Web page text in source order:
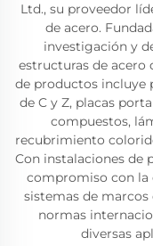
Ltd., su proveedor
de acero.
investigación y
estructuras de acero
de productos incluye
de C y Z, placas
compuestos,
recubrimiento
Con instalaciones de
compromiso con la
sistemas de
normas
diversas